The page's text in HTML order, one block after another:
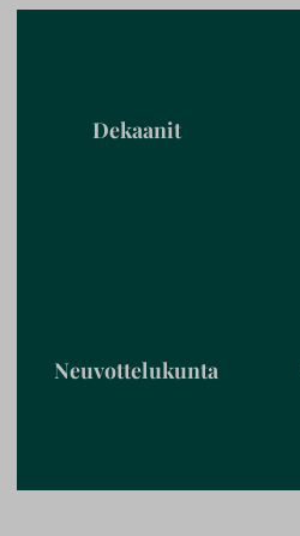
Dekaanit
Neuvottelukunta